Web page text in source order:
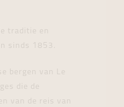
traditie en
sinds 1853.
bergen van Le
die de
van de reis van